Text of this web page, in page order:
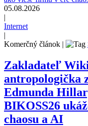
05.08.2026
|
Internet
|
Komerčný článok |
Zakladateľ
antropologička
Edmunda
BIKOSS26
chaosu a AI